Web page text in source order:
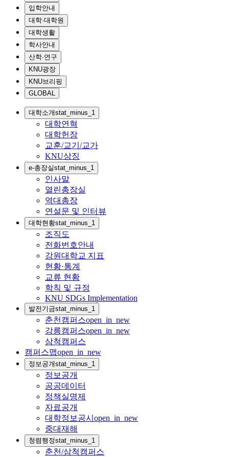
입학안내
대학·대학원
대학생활
학사안내
산학·연구
KNU광장
KNU브리핑
GLOBAL
대학소개stat_minus_1
대학연혁
대학헌장
교훈/교기/교가
KNU상징
e-총장실stat_minus_1
인사말
열린총장실
역대총장
연설문 및 인터뷰
대학현황stat_minus_1
조직도
전화번호안내
강원대학교 지표
현황·통계
교류 현황
학칙 및 규정
KNU SDGs Implementation
발전기금stat_minus_1
춘천캠퍼스open_in_new
강릉캠퍼스open_in_new
삼척캠퍼스
캠퍼스맵open_in_new
정보공개stat_minus_1
정보공개
공공데이터
정책실명제
자료공개
대학정보공시 open_in_new
중대재해
청렴행정stat_minus_1
춘천/삼척캠퍼스